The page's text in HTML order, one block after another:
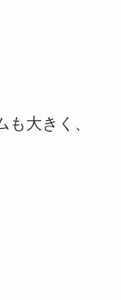
大きく、